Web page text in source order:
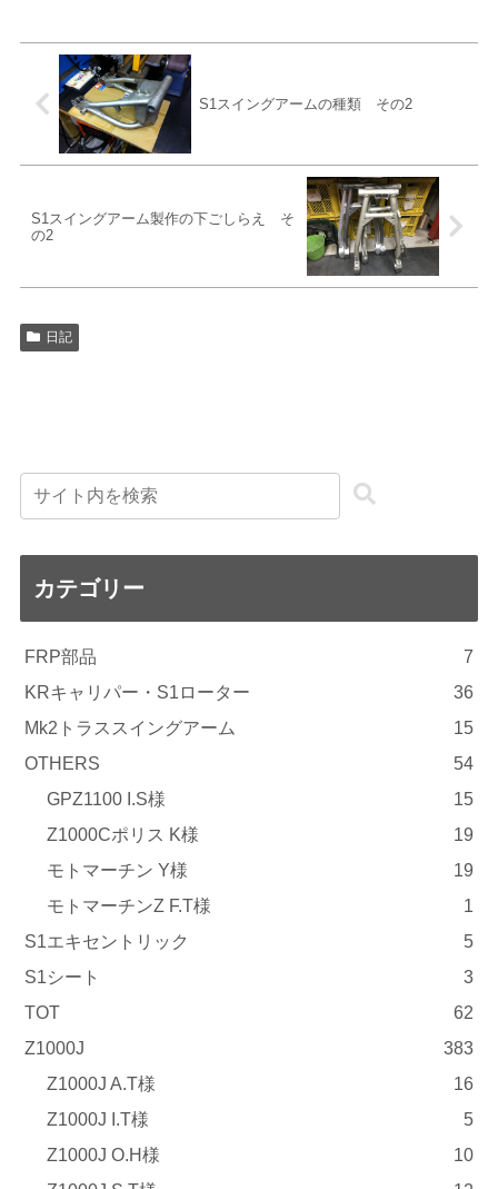
S1スイングアームの種類 その2
S1スイングアーム製作の下ごしらえ そ
の2
日記
カテゴリー
FRP部品
7
KRキャリパー・S1ローター
36
Mk2トラススイングアーム
15
OTHERS
54
GPZ1100 I.S様
15
Z1000Cポリス K様
19
モトマーチン Y様
19
モトマーチンZ F.T様
1
S1エキセントリック
5
S1シート
3
TOT
62
Z1000J
383
Z1000J A.T様
16
Z1000J I.T様
5
Z1000J O.H様
10